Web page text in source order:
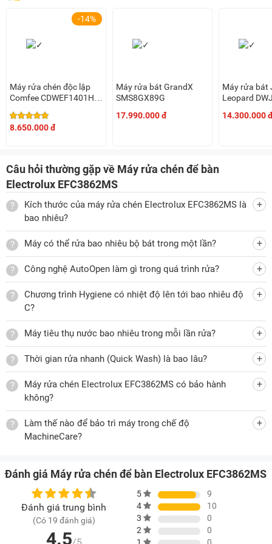
góc 27 độ khi kết thúc quá trình sấy. Nhờ vậy sẽ giúp tiết
kiệm năng lượng và giảm vết nước còn lại trên bát đĩa nhờ
bóng mà không cần tốn thêm năng lượng.
Các chương trình rửa đa dạng
Máy rửa chén Electrolux EFC3862MS có 7 chương trình rửa
linh hoạt, bao gồm các chế độ rửa nhanh, tiết kiệm năng
hợp với khối lượng và độ bẩn của bát đĩa, từ những tải nhỏ
đến các tải bẩn nặng.
Với chương trình Hygiene, máy rửa bát sử dụng nước nóng
năng này đặc biệt hữu ích cho các gia đình có trẻ nhỏ hoặc
những ai cần làm sạch sâu các vật dụng như bình sữa, thớt,
dao nĩa.
Tiết kiệm nước và năng lượng
Máy rửa chén Electrolux EFC3862MS còn sở hữu chương
trình Eco giúp tối ưu hóa việc sử dụng nước và năng lượng
trong suốt quá trình rửa.Chế độ này không chỉ bảo vệ môi
trường mà còn giúp tiết kiệm chi phí sinh hoạt cho gia đình.
Bảng điều khiển nút bấm cơ dễ sử dụng
LED hiển thị trực quan, giúp người dùng dễ dàng thao tác và
theo dõi quá trình rửa. Các phím bấm điện tử được bố trí hợp
lý, tạo sự thuận tiện và dễ dàng trong việc sử dụng hàng
ngày.
-14%
Máy rửa chén độc lập
Comfee CDWEF1401HB-
8.650.000 đ
Máy rửa bát GrandX
SMS8GX89G
17.990.000 đ
Máy rửa bát
Leopard
14.300.000 đ
Câu hỏi thường gặp về Máy rửa chén để bàn
Electrolux EFC3862MS
Kích thước của máy rửa chén Electrolux EFC3862MS là
bao nhiêu?
Máy có thể rửa bao nhiêu bộ bát trong một lần?
Công nghệ AutoOpen làm gì trong quá trình rửa?
Chương trình Hygiene có nhiệt độ lên tới bao nhiêu độ
C?
Máy tiêu thụ nước bao nhiêu trong mỗi lần rửa?
Thời gian rửa nhanh (Quick Wash) là bao lâu?
Máy rửa chén Electrolux EFC3862MS có bảo hành
không?
Làm thế nào để bảo trì máy trong chế độ
MachineCare?
Đánh giá Máy rửa chén để bàn Electrolux EFC3862MS
Đánh giá trung bình
(Có 19 đánh giá)
4.5
5
9
4
10
3
0
2
0